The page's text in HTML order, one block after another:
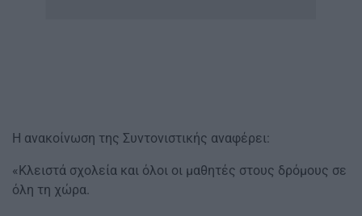
Η ανακοίνωση της Συντονιστικής αναφέρει:
«Κλειστά σχολεία και όλοι οι μαθητές στους δρόμους σε
όλη τη χώρα.